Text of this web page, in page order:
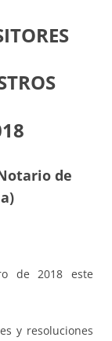
de
de 2018 este
y resoluciones